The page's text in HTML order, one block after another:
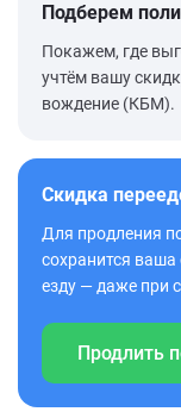
Подберем
Покажем, где
учтём вашу
вождение (КБМ).
Скидка
Для продления
сохранится
езду — даже при
Продлить